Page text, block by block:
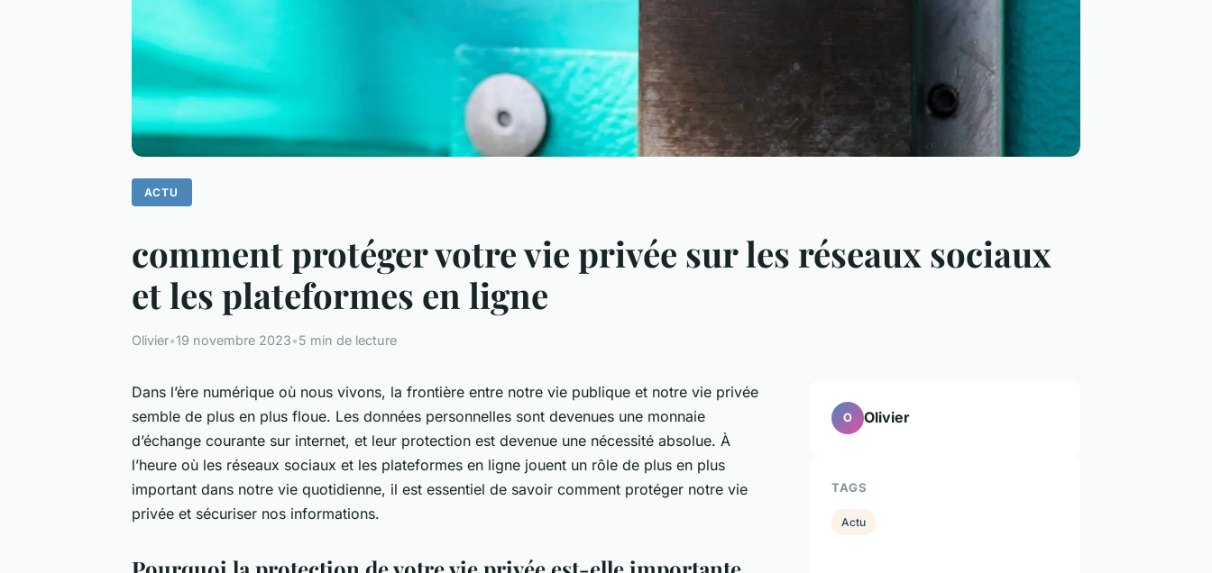
ACTU
comment protéger votre vie privée sur les réseaux sociaux
et les plateformes en ligne
Olivier•19 novembre 2023•5 min de lecture
Dans l’ère numérique où nous vivons, la frontière entre notre vie publique et notre vie privée
semble de plus en plus floue. Les données personnelles sont devenues une monnaie
d’échange courante sur internet, et leur protection est devenue une nécessité absolue. À
l’heure où les réseaux sociaux et les plateformes en ligne jouent un rôle de plus en plus
important dans notre vie quotidienne, il est essentiel de savoir comment protéger notre vie
privée et sécuriser nos informations.
O Olivier
TAGS
Actu